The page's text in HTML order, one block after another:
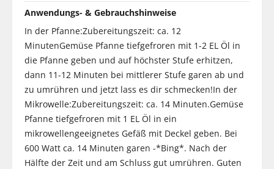
Anwendungs- & Gebrauchshinweise
In der Pfanne:Zubereitungszeit: ca. 12
MinutenGemüse Pfanne tiefgefroren mit 1-2 EL Öl in
die Pfanne geben und auf höchster Stufe erhitzen,
dann 11-12 Minuten bei mittlerer Stufe garen ab und
zu umrühren und jetzt lass es dir schmecken!In der
Mikrowelle:Zubereitungszeit: ca. 14 Minuten.Gemüse
Pfanne tiefgefroren mit 1 EL Öl in ein
mikrowellengeeignetes Gefäß mit Deckel geben. Bei
600 Watt ca. 14 Minuten garen -*Bing*. Nach der
Hälfte der Zeit und am Schluss gut umrühren. Guten